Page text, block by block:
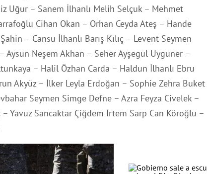
Uğur – Sanem İlhanlı Melih Selçuk – Mehmet
Cihan Okan – Orhan Ceyda Ateş – Hande
– Cansu İlhanlı Barış Kılıç – Levent Seymen
Aysun Neşem Akhan – Seher Ayşegül Uyguner –
– Halil Özhan Carda – Haldun İlhanlı Ebru
Akyüz – İlker Leyla Erdoğan – Sophie Zehra Buket
Seymen Simge Defne – Azra Feyza Civelek –
– Yavuz Sancaktar Çiğdem İrtem Sarp Can Köroğlu –